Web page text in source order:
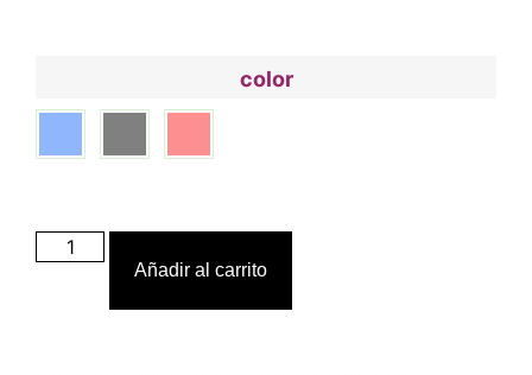
color
Añadir al carrito